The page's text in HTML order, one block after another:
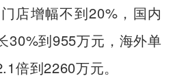
店增幅不到20%，国内
30%到955万元，海外单
倍到2260万元。